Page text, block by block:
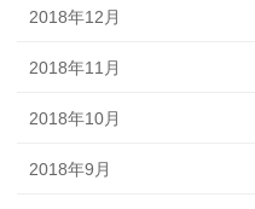
2018年12月
2018年11月
2018年10月
2018年9月